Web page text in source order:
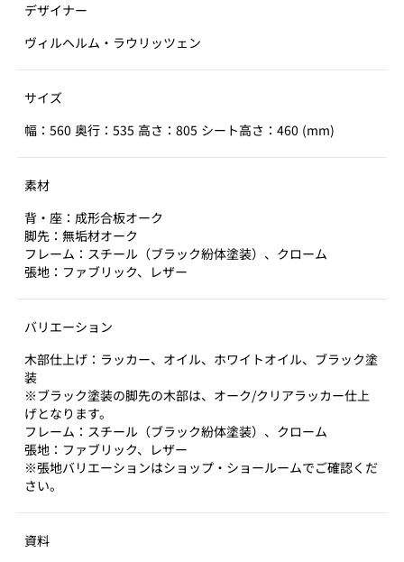
デザイナー
ヴィルヘルム・ラウリッツェン
サイズ
幅：560 奥行：535 高さ：805 シート高さ：460 (mm)
素材
背・座：成形合板オーク
脚先：無垢材オーク
フレーム：スチール（ブラック紛体塗装）、クローム
張地：ファブリック、レザー
バリエーション
木部仕上げ：ラッカー、オイル、ホワイトオイル、ブラック塗
装
※ブラック塗装の脚先の木部は、オーク/クリアラッカー仕上
げとなります。
フレーム：スチール（ブラック紛体塗装）、クローム
張地：ファブリック、レザー
※張地バリエーションはショップ・ショールームでご確認くだ
さい。
資料